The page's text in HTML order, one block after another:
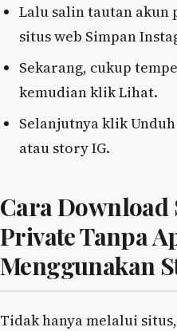
Lalu salin tautan
situs web Simpan
Sekarang, cukup
kemudian klik Lihat.
Selanjutnya klik
atau story IG.
Cara Download
Private Tanpa
Menggunakan
Tidak hanya melalui